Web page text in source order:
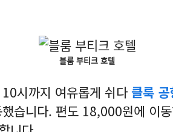
블룸 부티크 호텔
시까지 여유롭게 쉬다 클룩
습니다. 편도 18,000원에 이